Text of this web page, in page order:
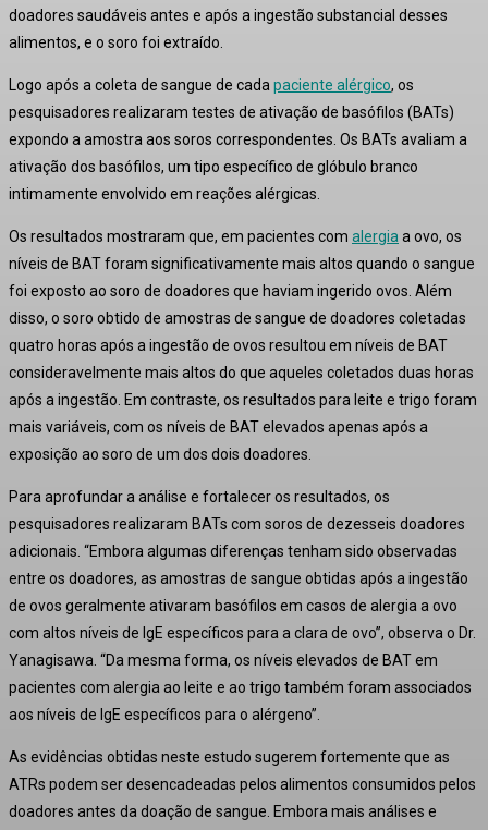
doadores saudáveis antes e após a ingestão substancial desses
alimentos, e o soro foi extraído
Logo após a coleta de sangue de cada paciente alérgico, os
pesquisadores realizaram testes de ativação de basófilos (BATs)
expondo a amostra aos soros correspondentes . Os BATs avaliam a
ativação dos basófilos, um tipo específico de glóbulo branco
intimamente envolvido em reações alérgicas
Os resultados mostraram que, em pacientes com alergia a ovo, os
níveis de BAT foram significativamente mais altos quando o sangue
foi exposto ao soro de doadores que haviam ingerido ovos . Além
disso, o soro obtido de amostras de sangue de doadores coletadas
quatro horas após a ingestão de ovos resultou em níveis de BAT
consideravelmente mais altos do que aqueles coletados duas horas
após a ingestão . Em contraste, os resultados para leite e trigo foram
mais variáveis, com os níveis de BAT elevados apenas após a
exposição ao soro de um dos dois doadores
Para aprofundar a análise e fortalecer os resultados, os
pesquisadores realizaram BATs com soros de dezesseis doadores
adicionais . “Embora algumas diferenças tenham sido observadas
entre os doadores, as amostras de sangue obtidas após a ingestão
de ovos geralmente ativaram basófilos em casos de alergia a ovo
com altos níveis de IgE específicos para a clara de ovo”, observa o Dr.
Yanagisawa . “Da mesma forma, os níveis elevados de BAT em
pacientes com alergia ao leite e ao trigo também foram associados
aos níveis de IgE específicos para o alérgeno”
As evidências obtidas neste estudo sugerem fortemente que as
ATRs podem ser desencadeadas pelos alimentos consumidos pelos
doadores antes da doação de sangue . Embora mais análises e